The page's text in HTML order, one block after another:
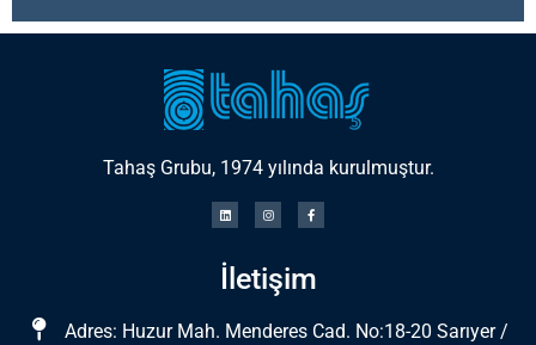
Tahaş Grubu, 1974 yılında kurulmuştur.
İletişim
Adres: Huzur Mah. Menderes Cad. No:18-20 Sarıyer /